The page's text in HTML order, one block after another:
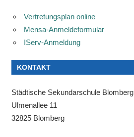
Vertretungsplan online
Mensa-Anmeldeformular
IServ-Anmeldung
KONTAKT
Städtische Sekundarschule Blomberg
Ulmenallee 11
32825 Blomberg